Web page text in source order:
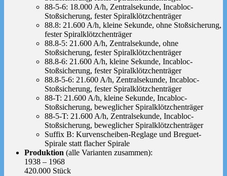
88-5-6: 18.000 A/h, Zentralsekunde, Incabloc-
Stoßsicherung, fester Spiralklötzchenträger
88.8: 21.600 A/h, kleine Sekunde, ohne Stoßsicherung,
fester Spiralklötzchenträger
88.8-5: 21.600 A/h, Zentralsekunde, ohne
Stoßsicherung, fester Spiralklötzchenträger
88.8-6: 21.600 A/h, kleine Sekunde, Incabloc-
Stoßsicherung, fester Spiralklötzchenträger
88.8-5-6: 21.600 A/h, Zentralsekunde, Incabloc-
Stoßsicherung, fester Spiralklötzchenträger
88-T: 21.600 A/h, kleine Sekunde, Incabloc-
Stoßsicherung, beweglicher Spiralklötzchenträger
88-5-T: 21.600 A/h, Zentralsekunde, Incabloc-
Stoßsicherung, beweglicher Spiralklötzchenträger
Suffix B: Kurvenscheiben-Reglage und Breguet-
Spirale statt flacher Spirale
Produktion (alle Varianten zusammen):
1938 – 1968
420.000 Stück